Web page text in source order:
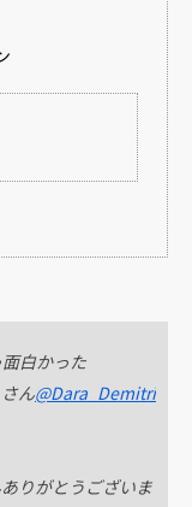
白かった
ん@Dara_Demitri
りがとうございま